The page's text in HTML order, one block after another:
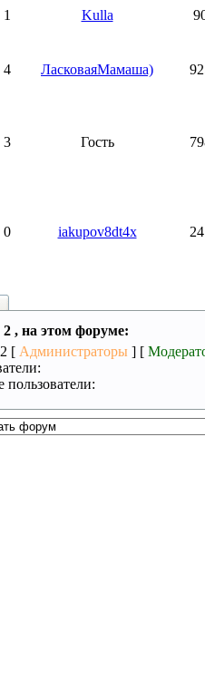
1 Kulla
4 ЛасковаяМамаша)
3 Гость
0 iakupov8dt4x
, на этом форуме:
[ Администраторы ] [
пользователи: